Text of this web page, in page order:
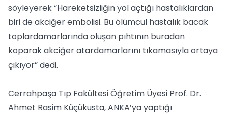
söyleyerek “Hareketsizliğin yol açtığı hastalıklardan
biri de akciğer embolisi. Bu ölümcül hastalık bacak
toplardamarlarında oluşan pıhtının buradan
koparak akciğer atardamarlarını tıkamasıyla ortaya
çıkıyor” dedi.
Cerrahpaşa Tıp Fakültesi Öğretim Üyesi Prof. Dr.
Ahmet Rasim Küçükusta, ANKA’ya yaptığı